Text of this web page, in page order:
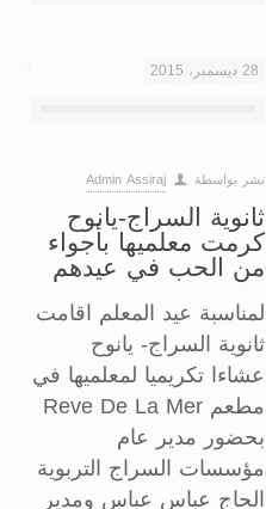
28 ديسمبر، 2015
نشر بواسطة Admin Assiraj
ثانوية السراج-يانوح
كرمت معلميها بأجواء
من الحب في عيدهم
لمناسبة عيد المعلم اقامت
ثانوية السراج- يانوح
عشاءا تكريميا لمعلميها في
مطعم Reve De La Mer
بحضور مدير عام
مؤسسات السراج التربوية
الحاج عباس عباس ومدير